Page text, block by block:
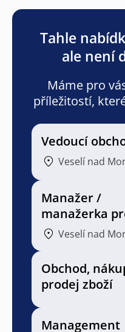
Tahle
ale není
Máme pro
příležitostí,
Vedoucí
Veselí nad
Manažer /
manažerka
Veselí nad
Obchod,
prodej zboží
Management